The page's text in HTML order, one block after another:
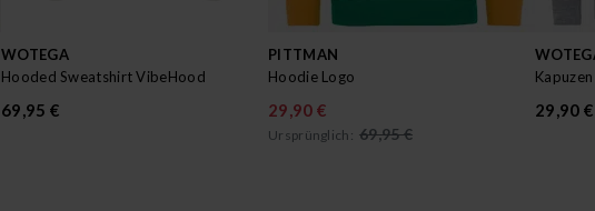
WOTEGA
Hooded Sweatshirt VibeHood
69,95 €
PITTMAN
Hoodie Logo
29,90 €
Ursprünglich: 69,95 €
29,90 €